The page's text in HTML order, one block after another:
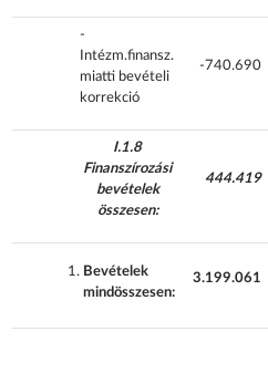
-
Intézm.finansz.
miatti bevételi
korrekció
-740.690
I.1.8
Finanszírozási
bevételek
összesen:
444.419
Bevételek
mindösszesen:
3.199.061